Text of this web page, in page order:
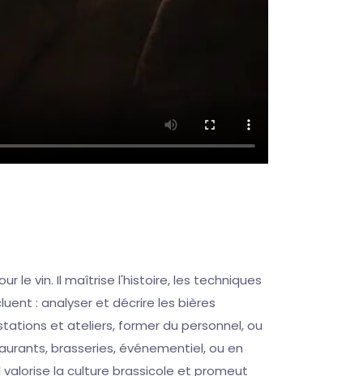
le vin. Il maîtrise l'histoire, les techniques
: analyser et décrire les bières
et ateliers, former du personnel, ou
brasseries, événementiel, ou en
la culture brassicole et promeut